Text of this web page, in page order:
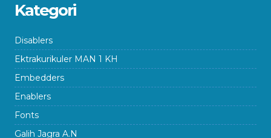
Kategori
Disablers
Ektrakurikuler MAN 1 KH
Embedders
Enablers
Fonts
Galih Jagra A.N